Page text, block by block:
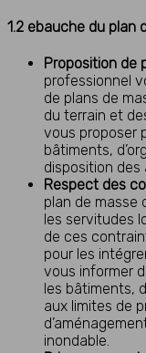
1.2 ebauche du plan
Proposition de
professionnel
de plans de
du terrain et
vous proposer
bâtiments,
disposition des
Respect des
plan de masse
les servitudes
de ces
pour les
vous informer
les bâtiments,
aux limites de
inondable.